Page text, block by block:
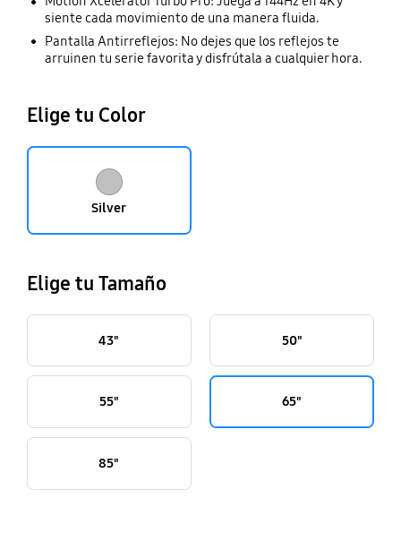
siente cada movimiento de una manera fluida.
Pantalla Antirreflejos: No dejes que los reflejos te
arruinen tu serie favorita y disfrútala a cualquier hora.
Elige tu Color
Silver
Elige tu Tamaño
43" 50"
55" 65"
85"